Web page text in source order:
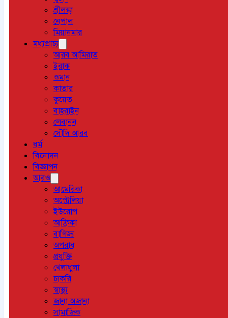
শ্রীলঙ্কা
নেপাল
মিয়ানমার
মধ্যপ্রাচ্য
আরব আমিরাত
ইরাক
ওমান
কাতার
কুয়েত
বাহরাইন
লেবানন
সৌদি আরব
ধর্ম
বিনোদন
বিজ্ঞাপন
আরও
আমেরিকা
অস্ট্রেলিয়া
ইউরোপ
আফ্রিকা
বাণিজ্য
অপরাধ
প্রযুক্তি
খেলাধুলা
চাকরি
স্বাস্থ্য
জানা অজানা
সামাজিক